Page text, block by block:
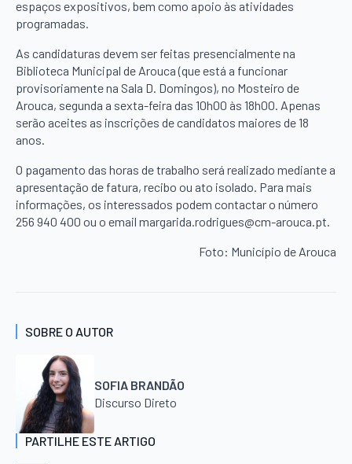
espaços expositivos, bem como apoio às atividades
programadas.
As candidaturas devem ser feitas presencialmente na
Biblioteca Municipal de Arouca (que está a funcionar
provisoriamente na Sala D. Domingos), no Mosteiro de
Arouca, segunda a sexta-feira das 10h00 às 18h00. Apenas
serão aceites as inscrições de candidatos maiores de 18
anos.
O pagamento das horas de trabalho será realizado mediante a
apresentação de fatura, recibo ou ato isolado. Para mais
informações, os interessados podem contactar o número
256 940 400 ou o email margarida.rodrigues@cm-arouca.pt.
Foto: Município de Arouca
SOBRE O AUTOR
SOFIA BRANDÃO
Discurso Direto
PARTILHE ESTE ARTIGO